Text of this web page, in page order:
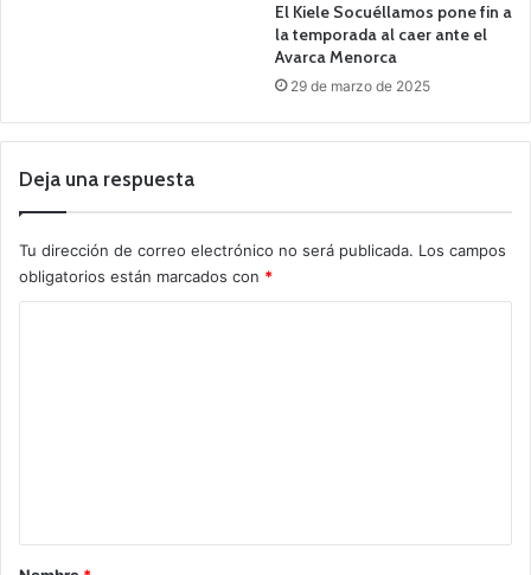
El Kiele Socuéllamos pone fin a
la temporada al caer ante el
Avarca Menorca
29 de marzo de 2025
Deja una respuesta
Tu dirección de correo electrónico no será publicada. Los campos
obligatorios están marcados con *
r